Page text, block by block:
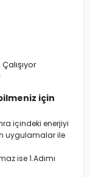
için
içindeki enerjiyi
uygulamalar ile
ise 1.Adımı